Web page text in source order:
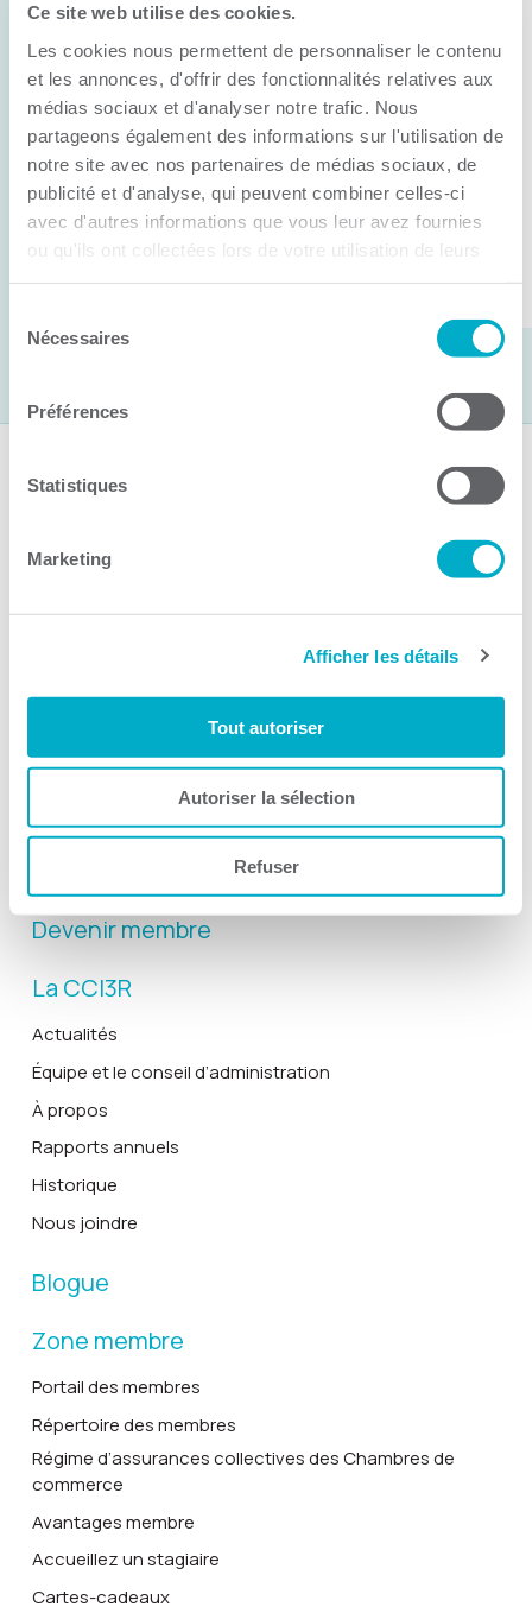
Ce site web utilise des cookies.
Les cookies nous permettent de personnaliser le contenu
et les annonces, d'offrir des fonctionnalités relatives aux
médias sociaux et d'analyser notre trafic. Nous
partageons également des informations sur l'utilisation de
notre site avec nos partenaires de médias sociaux, de
publicité et d'analyse, qui peuvent combiner celles-ci
avec d'autres informations que vous leur avez fournies
ou qu'ils ont collectées lors de votre utilisation de leurs
Nécessaires
Préférences
Statistiques
Marketing
Afficher les détails
Tout autoriser
Autoriser la sélection
Refuser
Anick Métivier devient le nouveau
président de la CCI3R
C’est lors de son assemblée générale annuelle
tenue hier que la Chambre de commerce et
d’industries de ...
Suivez-nous
Gala Radisson
Solutions RH
Devenir membre
La CCI3R
Actualités
Équipe et le conseil d’administration
À propos
Rapports annuels
Historique
Nous joindre
Blogue
Zone membre
Portail des membres
Répertoire des membres
Régime d’assurances collectives des Chambres de
commerce
Avantages membre
Accueillez un stagiaire
Cartes-cadeaux